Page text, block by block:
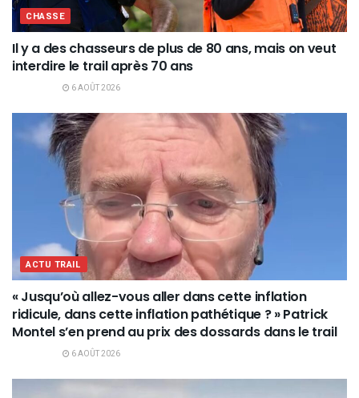
CHASSE
Il y a des chasseurs de plus de 80 ans, mais on veut
interdire le trail après 70 ans
6 AOÛT 2026
ACTU TRAIL
« Jusqu’où allez-vous aller dans cette inflation
ridicule, dans cette inflation pathétique ? » Patrick
Montel s’en prend au prix des dossards dans le trail
6 AOÛT 2026